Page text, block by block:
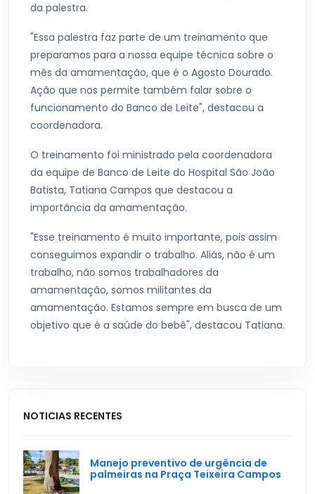
da palestra.
"Essa palestra faz parte de um treinamento que
preparamos para a nossa equipe técnica sobre o
mês da amamentação, que é o Agosto Dourado.
Ação que nos permite também falar sobre o
funcionamento do Banco de Leite", destacou a
coordenadora.
O treinamento foi ministrado pela coordenadora
da equipe de Banco de Leite do Hospital São João
Batista, Tatiana Campos que destacou a
importância da amamentação.
"Esse treinamento é muito importante, pois assim
conseguimos expandir o trabalho. Aliás, não é um
trabalho, não somos trabalhadores da
amamentação, somos militantes da
amamentação. Estamos sempre em busca de um
objetivo que é a saúde do bebê", destacou Tatiana.
NOTICIAS RECENTES
Manejo preventivo de urgência de
palmeiras na Praça Teixeira Campos